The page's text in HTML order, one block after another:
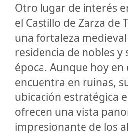
Otro lugar de interés
el Castillo de Zarza de
una fortaleza
residencia de nobles y
época. Aunque hoy en
encuentra en ruinas,
ubicación estratégica
ofrecen una vista
impresionante de los